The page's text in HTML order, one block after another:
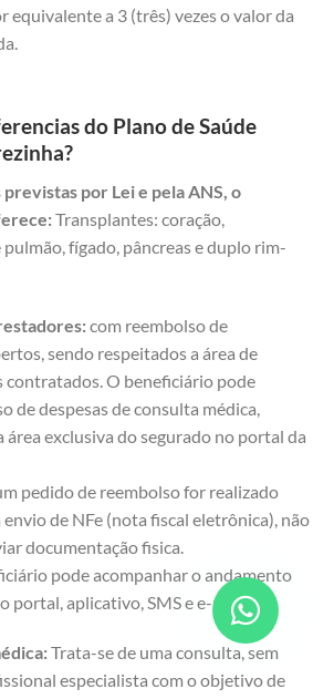
equivalente a 3 (três) vezes o valor da
do Plano de Saúde
por Lei e pela ANS, o
Transplantes: coração,
fígado, pâncreas e duplo rim-
com reembolso de
sendo respeitados a área de
contratados. O beneficiário pode
de despesas de consulta médica,
área exclusiva do segurado no portal da
pedido de reembolso for realizado
de NFe (nota fiscal eletrônica), não
documentação fisica.
pode acompanhar o andamento
portal, aplicativo, SMS e e-mail.
Trata-se de uma consulta, sem
especialista com o objetivo de